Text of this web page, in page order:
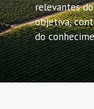
relevantes
objetiva,
do